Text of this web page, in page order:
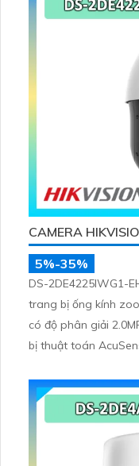
CAMERA
5%-35%
DS-2DE4225IWG1-
trang bị ống kính
có độ phân giải
bị thuật toán
đêm bằng hồng